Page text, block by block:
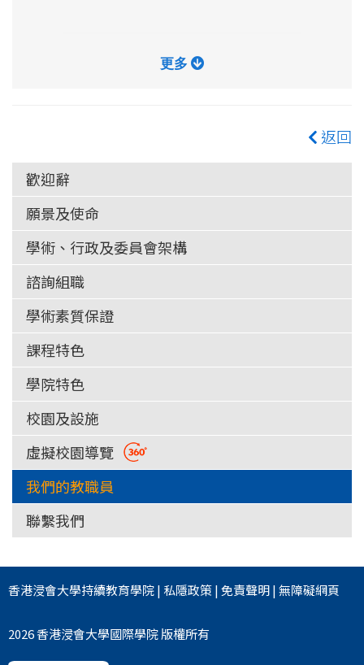
更多
返回
歡迎辭
願景及使命
學術、行政及委員會架構
諮詢組職
學術素質保證
課程特色
學院特色
校園及設施
虛擬校園導覽
我們的教職員
聯繫我們
香港浸會大學持續教育學院| 私隱政策|免責聲明|無障礙網頁
2026 香港浸會大學國際學院 版權所有